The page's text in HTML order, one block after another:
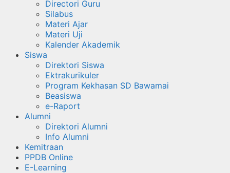
Directori Guru
Silabus
Materi Ajar
Materi Uji
Kalender Akademik
Siswa
Direktori Siswa
Ektrakurikuler
Program Kekhasan SD Bawamai
Beasiswa
e-Raport
Alumni
Direktori Alumni
Info Alumni
Kemitraan
PPDB Online
E-Learning